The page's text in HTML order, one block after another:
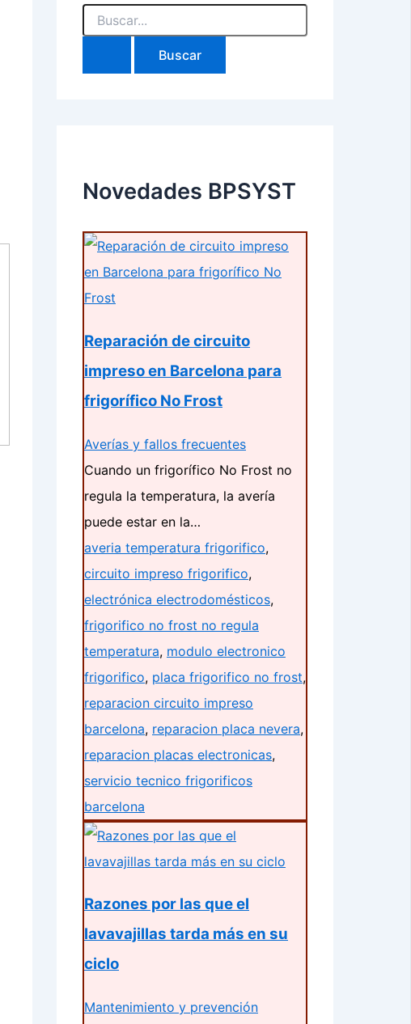
Novedades BPSYST
Reparación de circuito
impreso en Barcelona para
frigorífico No Frost
Averías y fallos frecuentes
Cuando un frigorífico No Frost no
regula la temperatura, la avería
puede estar en la…
averia temperatura frigorifico,
circuito impreso frigorifico,
electrónica electrodomésticos,
frigorifico no frost no regula
temperatura, modulo electronico
frigorifico, placa frigorifico no frost,
reparacion circuito impreso
barcelona, reparacion placa nevera,
reparacion placas electronicas,
servicio tecnico frigorificos
barcelona
Razones por las que el
lavavajillas tarda más en su
ciclo
Mantenimiento y prevención